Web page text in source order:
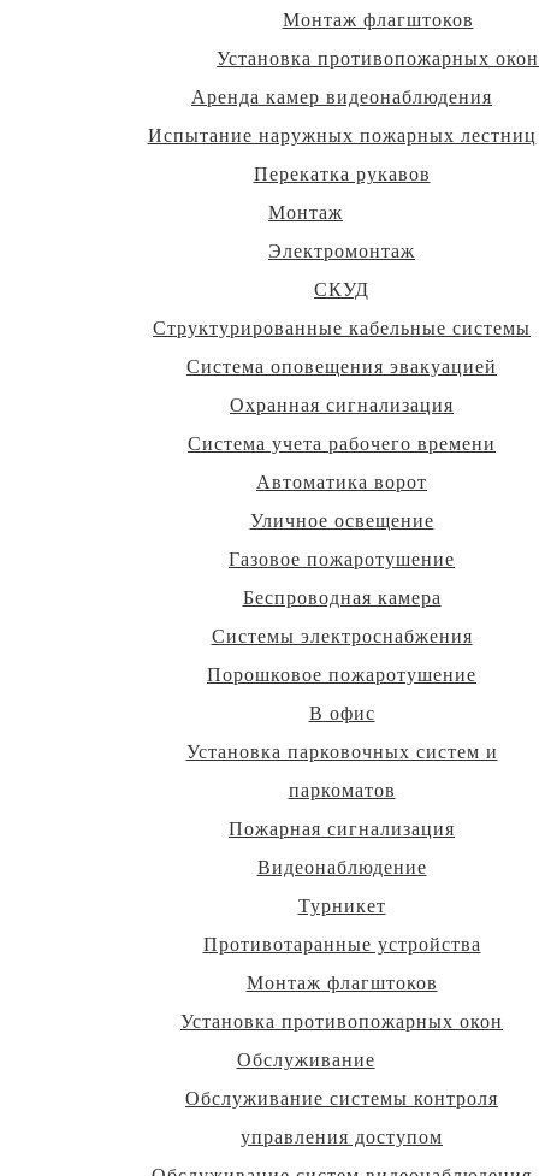
Монтаж флагштоков
Установка противопожарных окон
Аренда камер видеонаблюдения
Испытание наружных пожарных лестниц
Перекатка рукавов
Монтаж
Электромонтаж
СКУД
Структурированные кабельные системы
Система оповещения эвакуацией
Охранная сигнализация
Система учета рабочего времени
Автоматика ворот
Уличное освещение
Газовое пожаротушение
Беспроводная камера
Системы электроснабжения
Порошковое пожаротушение
В офис
Установка парковочных систем и
паркоматов
Пожарная сигнализация
Видеонаблюдение
Турникет
Противотаранные устройства
Монтаж флагштоков
Установка противопожарных окон
Обслуживание
Обслуживание системы контроля
управления доступом